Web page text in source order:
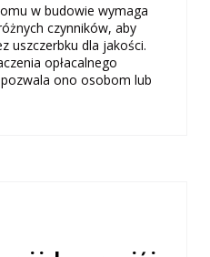
w budowie wymaga
czynników, aby
uszczerbku dla jakości.
opłacalnego
ono osobom lub